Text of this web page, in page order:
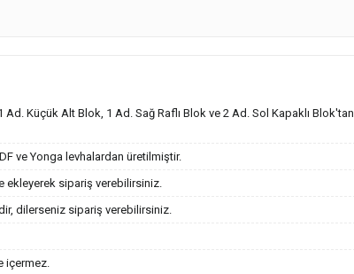
Ad. Küçük Alt Blok, 1 Ad. Sağ Raflı Blok ve 2 Ad. Sol Kapaklı Blok'tan
ve Yonga levhalardan üretilmiştir.
ekleyerek sipariş verebilirsiniz.
dilerseniz sipariş verebilirsiniz.
içermez.